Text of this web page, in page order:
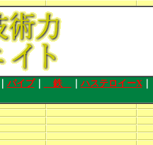
パイプ｜ 鉄 ハステロイーX｜